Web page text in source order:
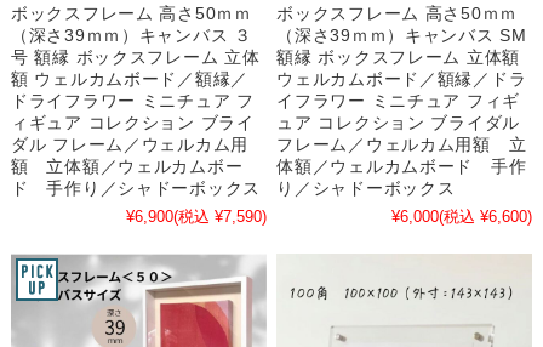
ボックスフレーム 高さ50ｍｍ
（深さ39ｍｍ）キャンバス ３
号 額縁 ボックスフレーム 立体
額 ウェルカムボード／額縁／
ドライフラワー ミニチュア フ
ィギュア コレクション ブライ
ダル フレーム／ウェルカム用
額 立体額／ウェルカムボー
ド 手作り／シャドーボックス
¥6,900(税込 ¥7,590)
ボックスフレーム 高さ50ｍｍ
（深さ39ｍｍ）キャンバス SM
額縁 ボックスフレーム 立体額
ウェルカムボード／額縁／ドラ
イフラワー ミニチュア フィギ
ュア コレクション ブライダル
フレーム／ウェルカム用額 立
体額／ウェルカムボード 手作
り／シャドーボックス
¥6,000(税込 ¥6,600)